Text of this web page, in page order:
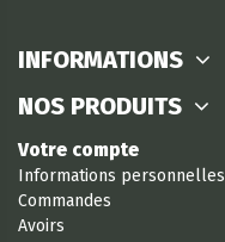
INFORMATIONS
NOS PRODUITS
Votre compte
Informations personnelles
Commandes
Avoirs